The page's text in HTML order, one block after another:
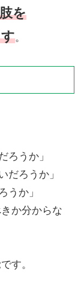
を
。
ろうか」
だろうか」
うか」
か分からな
す。